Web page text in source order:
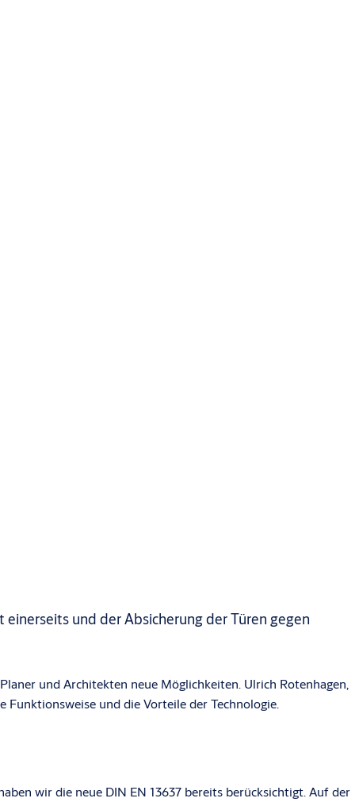
und der Absicherung der Türen gegen
und Architekten neue Möglichkeiten. Ulrich Rotenhagen,
und die Vorteile der Technologie.
wir die neue DIN EN 13637 bereits berücksichtigt. Auf der